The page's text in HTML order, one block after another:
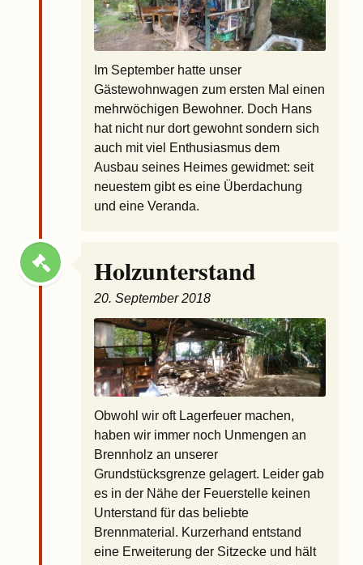
Im September hatte unser
Gästewohnwagen zum ersten Mal einen
mehrwöchigen Bewohner. Doch Hans
hat nicht nur dort gewohnt sondern sich
auch mit viel Enthusiasmus dem
Ausbau seines Heimes gewidmet: seit
neuestem gibt es eine Überdachung
und eine Veranda.
Holzunterstand
20. September 2018
Obwohl wir oft Lagerfeuer machen,
haben wir immer noch Unmengen an
Brennholz an unserer
Grundstücksgrenze gelagert. Leider gab
es in der Nähe der Feuerstelle keinen
Unterstand für das beliebte
Brennmaterial. Kurzerhand entstand
eine Erweiterung der Sitzecke und hält